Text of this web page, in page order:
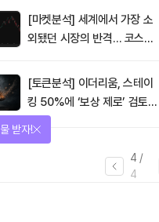
[마켓분석] 세계에서 가장 소
외됐던 시장의 반격… 코스피
[토큰분석] 이더리움, 스테이
킹 50%에 ‘보상 제로’ 검토…
통화정책 개편인가 탈중앙화
역행인가
4 /
4
받자!